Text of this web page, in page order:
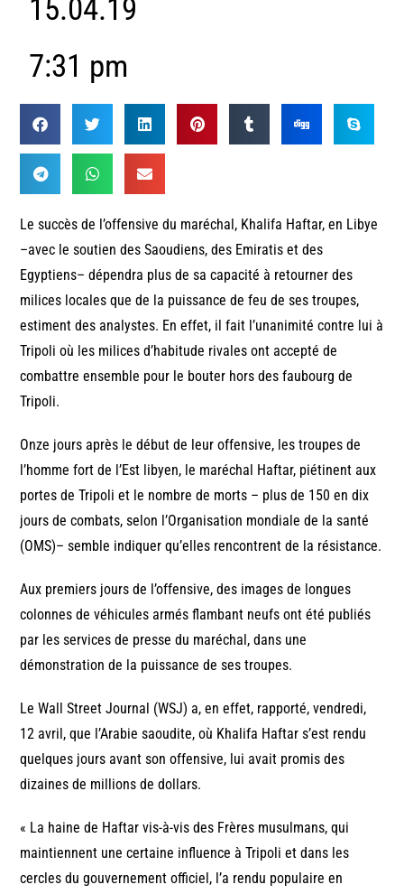
15.04.19
7:31 pm
Le succès de l’offensive du maréchal, Khalifa Haftar, en Libye
–avec le soutien des Saoudiens, des Emiratis et des
Egyptiens– dépendra plus de sa capacité à retourner des
milices locales que de la puissance de feu de ses troupes,
estiment des analystes. En effet, il fait l’unanimité contre lui à
Tripoli où les milices d’habitude rivales ont accepté de
combattre ensemble pour le bouter hors des faubourg de
Tripoli.
Onze jours après le début de leur offensive, les troupes de
l’homme fort de l’Est libyen, le maréchal Haftar, piétinent aux
portes de Tripoli et le nombre de morts – plus de 150 en dix
jours de combats, selon l’Organisation mondiale de la santé
(OMS)– semble indiquer qu’elles rencontrent de la résistance.
Aux premiers jours de l’offensive, des images de longues
colonnes de véhicules armés flambant neufs ont été publiés
par les services de presse du maréchal, dans une
démonstration de la puissance de ses troupes.
Le Wall Street Journal (WSJ) a, en effet, rapporté, vendredi,
12 avril, que l’Arabie saoudite, où Khalifa Haftar s’est rendu
quelques jours avant son offensive, lui avait promis des
dizaines de millions de dollars.
« La haine de Haftar vis-à-vis des Frères musulmans, qui
maintiennent une certaine influence à Tripoli et dans les
cercles du gouvernement officiel, l’a rendu populaire en